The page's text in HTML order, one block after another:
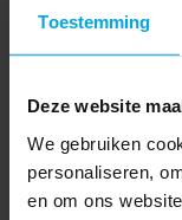
Toestemming
Deze website
We gebruiken
personaliseren,
en om ons